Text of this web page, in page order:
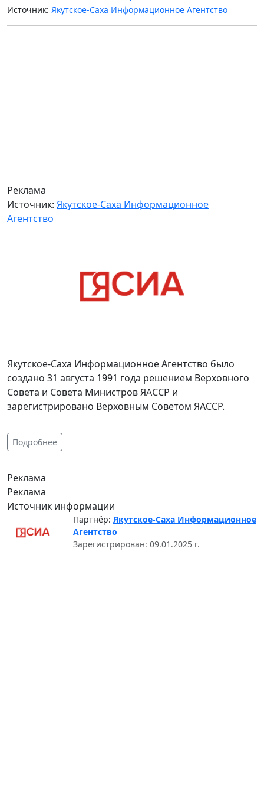
Источник: Якутское-Саха Информационное Агентство
Реклама
Источник: Якутское-Саха Информационное
Агентство
Якутское-Саха Информационное Агентство было
создано 31 августа 1991 года решением Верховного
Совета и Совета Министров ЯАССР и
зарегистрировано Верховным Советом ЯАССР.
Подробнее
Реклама
Реклама
Источник информации
Партнёр: Якутское-Саха Информационное
Агентство
Зарегистрирован: 09.01.2025 г.